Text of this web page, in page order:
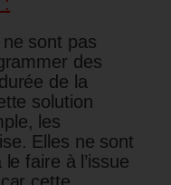
sont pas
des
de la
solution
les
Elles ne sont
faire à l’issue